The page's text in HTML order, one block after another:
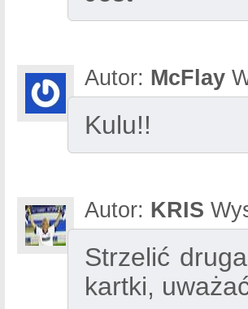
Autor: McFlay
Kulu!!
Autor: KRIS
Strzelić
kartki,